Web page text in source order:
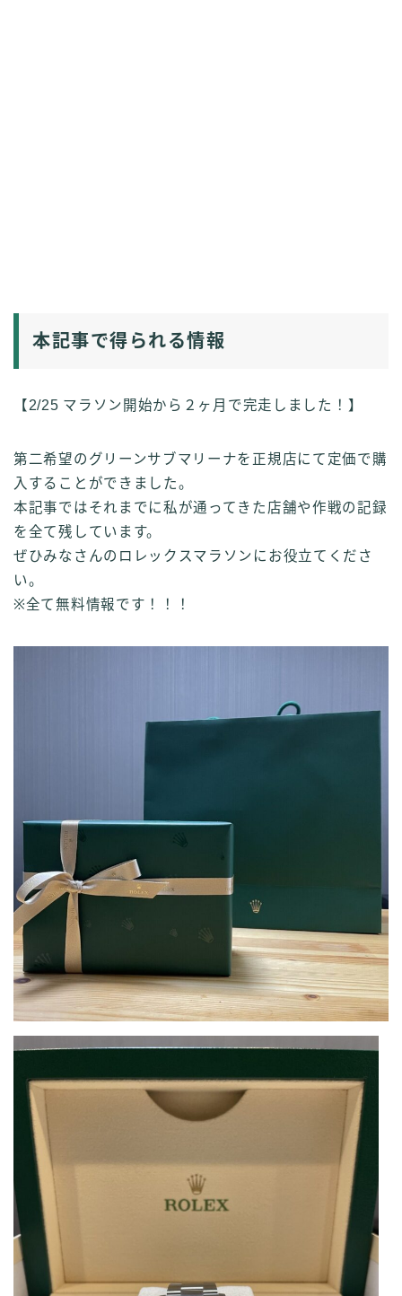
本記事で得られる情報
【2/25 マラソン開始から２ヶ月で完走しました！】
第二希望のグリーンサブマリーナを正規店にて定価で購
入することができました。
本記事ではそれまでに私が通ってきた店舗や作戦の記録
を全て残しています。
ぜひみなさんのロレックスマラソンにお役立てくださ
い。
※全て無料情報です！！！